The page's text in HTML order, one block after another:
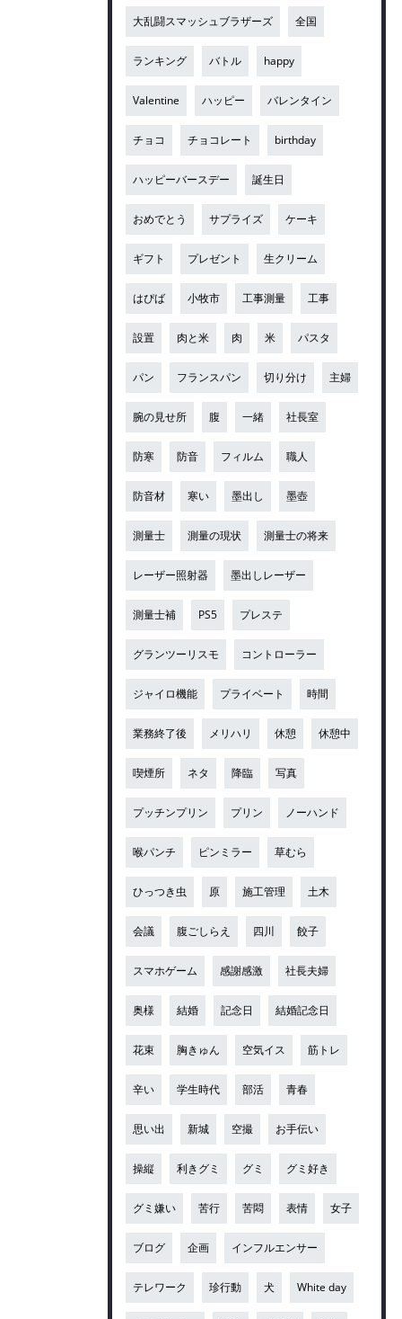
大乱闘スマッシュブラザーズ 全国
ランキング バトル happy
Valentine ハッピー バレンタイン
チョコ チョコレート birthday
ハッピーバースデー 誕生日
おめでとう サプライズ ケーキ
ギフト プレゼント 生クリーム
はぴば 小牧市 工事測量 工事
設置 肉と米 肉 米 パスタ
パン フランスパン 切り分け 主婦
腕の見せ所 腹 一緒 社長室
防寒 防音 フィルム 職人
防音材 寒い 墨出し 墨壺
測量士 測量の現状 測量士の将来
レーザー照射器 墨出しレーザー
測量士補 PS5 プレステ
グランツーリスモ コントローラー
ジャイロ機能 プライベート 時間
業務終了後 メリハリ 休憩 休憩中
喫煙所 ネタ 降臨 写真
プッチンプリン プリン ノーハンド
喉パンチ ピンミラー 草むら
ひっつき虫 原 施工管理 土木
会議 腹ごしらえ 四川 餃子
スマホゲーム 感謝感激 社長夫婦
奥様 結婚 記念日 結婚記念日
花束 胸きゅん 空気イス 筋トレ
辛い 学生時代 部活 青春
思い出 新城 空撮 お手伝い
操縦 利きグミ グミ グミ好き
グミ嫌い 苦行 苦悶 表情 女子
ブログ 企画 インフルエンサー
テレワーク 珍行動 犬 White day